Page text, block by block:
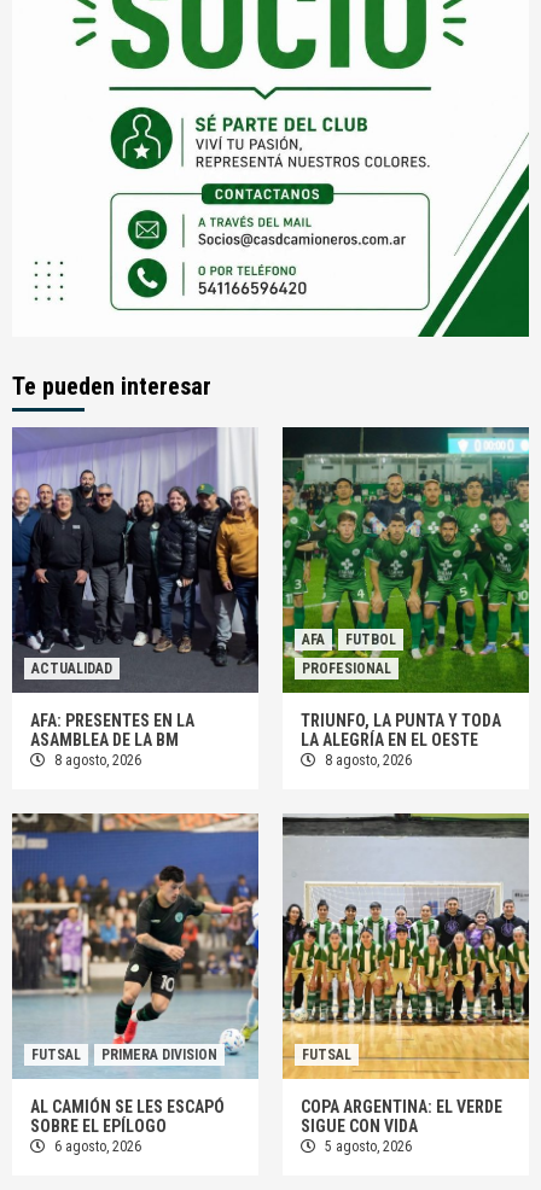
Te pueden interesar
ACTUALIDAD
AFA: PRESENTES EN LA
ASAMBLEA DE LA BM
8 agosto, 2026
AFA
FUTBOL
PROFESIONAL
TRIUNFO, LA PUNTA Y TODA
LA ALEGRÍA EN EL OESTE
8 agosto, 2026
FUTSAL PRIMERA DIVISION
AL CAMIÓN SE LES ESCAPÓ
SOBRE EL EPÍLOGO
6 agosto, 2026
FUTSAL
COPA ARGENTINA: EL VERDE
SIGUE CON VIDA
5 agosto, 2026